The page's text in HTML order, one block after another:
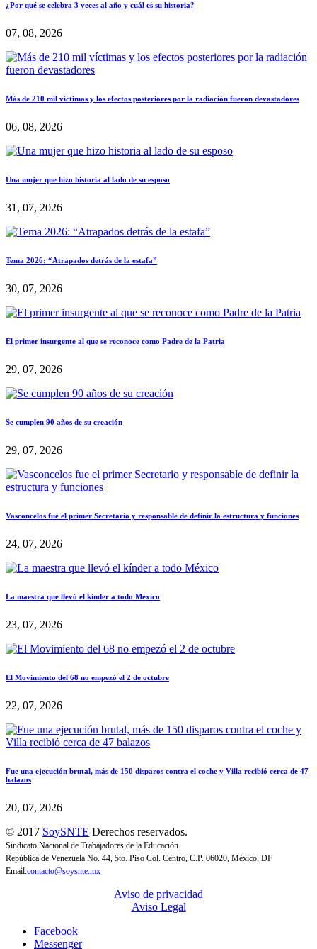
¿Por qué se celebra 3 veces al año y cuál es su historia?
07, 08, 2026
Más de 210 mil víctimas y los efectos posteriores por la radiación fueron devastadores
06, 08, 2026
Una mujer que hizo historia al lado de su esposo
31, 07, 2026
Tema 2026: “Atrapados detrás de la estafa”
30, 07, 2026
El primer insurgente al que se reconoce como Padre de la Patria
29, 07, 2026
Se cumplen 90 años de su creación
29, 07, 2026
Vasconcelos fue el primer Secretario y responsable de definir la estructura y funciones
24, 07, 2026
La maestra que llevó el kínder a todo México
23, 07, 2026
El Movimiento del 68 no empezó el 2 de octubre
22, 07, 2026
Fue una ejecución brutal, más de 150 disparos contra el coche y Villa recibió cerca de 47
balazos
20, 07, 2026
© 2017 SoySNTE Derechos reservados.
Sindicato Nacional de Trabajadores de la Educación
República de Venezuela No. 44, 5to. Piso Col. Centro, C.P. 06020, México, DF
Email:contacto@soysnte.mx
Aviso de privacidad
Aviso Legal
Facebook
Messenger